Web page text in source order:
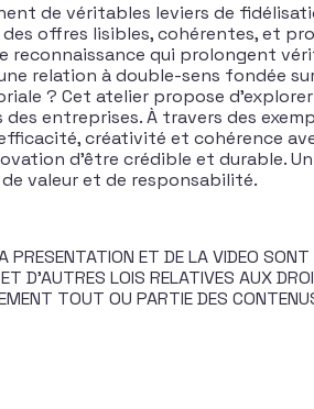
de véritables leviers de
offres lisibles, cohérentes, et
reconnaissance qui prolongent
relation à double-sens fondée
? Cet atelier propose
entreprises. À travers des
créativité et cohérence
d’être crédible et durable.
valeur et de responsabilité.
ET DE LA VIDEO SONT
D’AUTRES LOIS RELATIVES AUX
TOUT OU PARTIE DES